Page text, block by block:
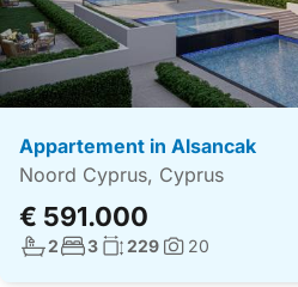
Appartement in Alsancak
Noord Cyprus, Cyprus
€ 591.000
Aantal badkamers:
2Aantal slaapkamers:
3Woonoppervlakte:
229 Foto's:
20